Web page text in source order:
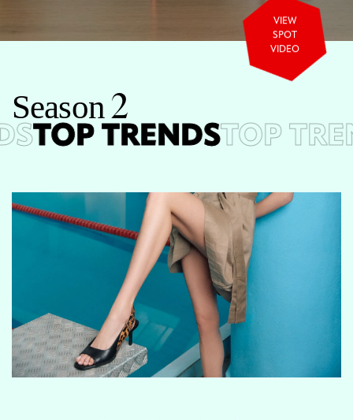
VIEW
SPOT
VIDEO
Season2
TOP TRENDSTOP